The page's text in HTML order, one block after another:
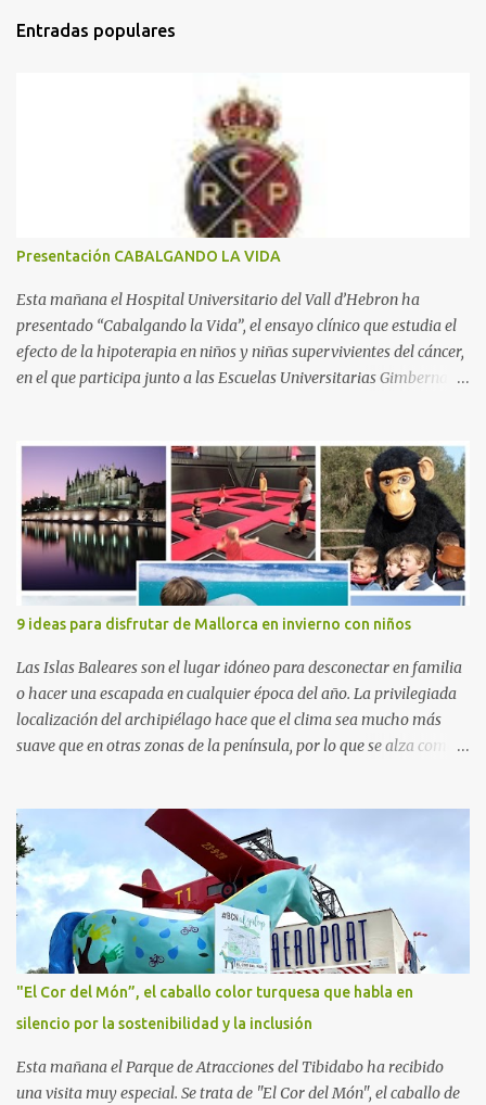
e
s
Entradas populares
Presentación CABALGANDO LA VIDA
Esta mañana el Hospital Universitario del Vall d’Hebron ha
presentado “Cabalgando la Vida”, el ensayo clínico que estudia el
efecto de la hipoterapia en niños y niñas supervivientes del cáncer,
en el que participa junto a las Escuelas Universitarias Gimbernat,
presencia de Emilio Zegrí, presidente de la Fundación RCPB; la Dra.
Anna Llort, adjunta del Servicio de Oncología Pediátrica del
Hospital Vall d’Hebron e investigadora del grupo de Investigación
Traslacional en Cáncer en la Infancia y la Adolescencia del Vall
d’Hebron Instituto de Investigación (VHIR); Anna Saló, psicóloga
del Servicio de Oncología Pediátrica del Vall d’Hebron y del grupo
de Investigación Traslacional en Cáncer en la Infancia y la
Adolescencia del VHIR y Teresa Xipell, fisioterapeuta y directora de
hipoterapia en la Fundación Federica Cerdá. Imágenes cortesía de
asesoría de ...
9 ideas para disfrutar de Mallorca en invierno con niños
Las Islas Baleares son el lugar idóneo para desconectar en familia
o hacer una escapada en cualquier época del año. La privilegiada
localización del archipiélago hace que el clima sea mucho más
suave que en otras zonas de la península, por lo que se alza como
ejemplo, ofrece un amplio abanico de posibilidades, desde
actividades al aire libre, propuestas lúdicas o deportivas, hasta
propuestas gastronómicas para poder disfrutar al máximo con los
niños y garantizar una experiencia inolvidable. Palma Aquarium
A unos 15 minutos en coche de la capital Balear y a tan sólo 500
metros de la playa, se encuentra el Palma Aquarium, un lugar
donde grandes y pequeños quedarán fascinados con los 8.000
ejemplares de 700 especies distintas procedentes del Mediterráneo
y los océanos Índico, Atlántico y Pacífico. El recorrido por el
acuario se plantea como un viaje a...
"El Cor del Món”, el caballo color turquesa que habla en
silencio por la sostenibilidad y la inclusión
Esta mañana el Parque de Atracciones del Tibidabo ha recibido
una visita muy especial. Se trata de "El Cor del Món", el caballo de